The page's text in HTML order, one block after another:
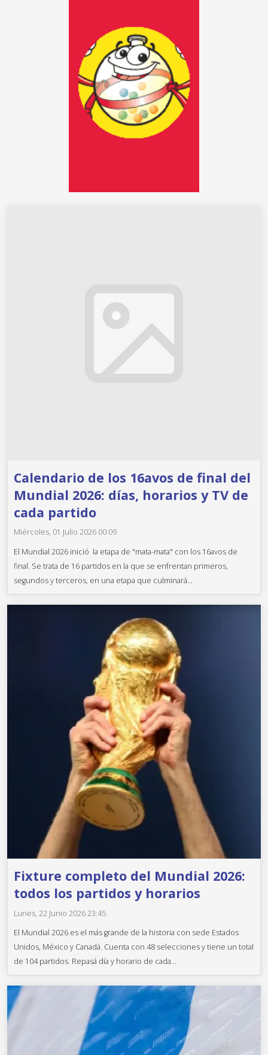
Calendario de los 16avos de final del
Mundial 2026: días, horarios y TV de
cada partido
Miércoles, 01 Julio 2026 00:09
El Mundial 2026 inició la etapa de "mata-mata" con los 16avos de
final. Se trata de 16 partidos en la que se enfrentan primeros,
segundos y terceros, en una etapa que culminará...
Fixture completo del Mundial 2026:
todos los partidos y horarios
Lunes, 22 Junio 2026 23:45
El Mundial 2026 es el más grande de la historia con sede Estados
Unidos, México y Canadá. Cuenta con 48 selecciones y tiene un total
de 104 partidos. Repasá día y horario de cada...